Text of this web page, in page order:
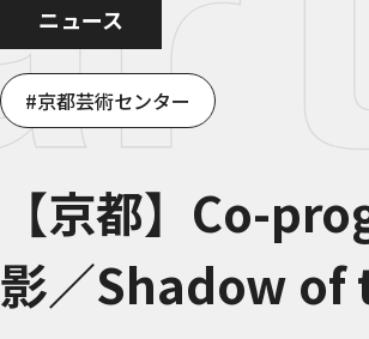
ニュース
京都芸術センター
【京都】Co-
影／Shadow of